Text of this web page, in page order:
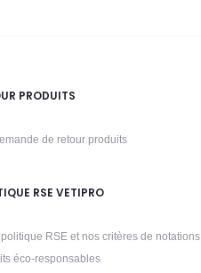
PRODUITS
de retour produits
RSE VETIPRO
politique RSE et nos critères de notations
éco-responsables